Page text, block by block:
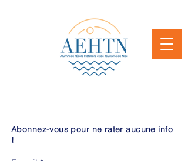
Abonnez-vous pour ne rater aucune info
!